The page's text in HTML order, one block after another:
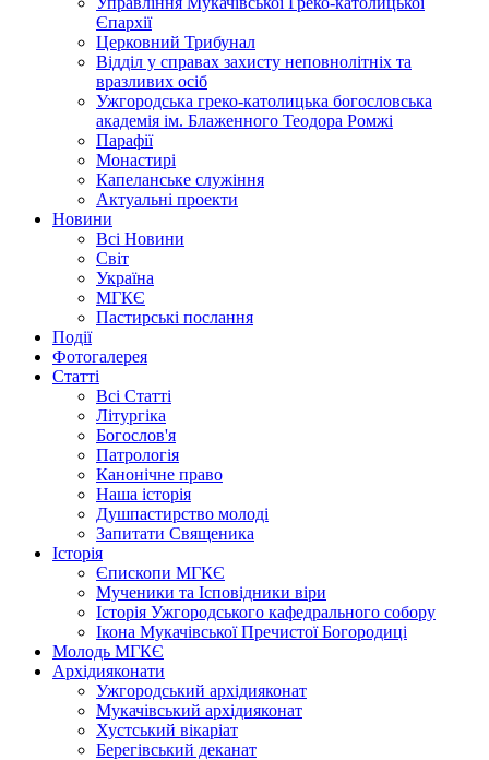
Єпархії
Церковний Трибунал
Відділ у справах захисту неповнолітніх та
вразливих осіб
Ужгородська греко-католицька богословська
академія ім. Блаженного Теодора Ромжі
Парафії
Монастирі
Капеланське служіння
Актуальні проекти
Новини
Всі Новини
Світ
Україна
МГКЄ
Пастирські послання
Події
Фотогалерея
Статті
Всі Статті
Літургіка
Богослов'я
Патрологія
Канонічне право
Наша історія
Душпастирство молоді
Запитати Священика
Історія
Єпископи МГКЄ
Мученики та Ісповідники віри
Історія Ужгородського кафедрального собору
Ікона Мукачівської Пречистої Богородиці
Молодь МГКЄ
Архідияконати
Ужгородський архідияконат
Мукачівський архідияконат
Хустський вікаріат
Берегівський деканат